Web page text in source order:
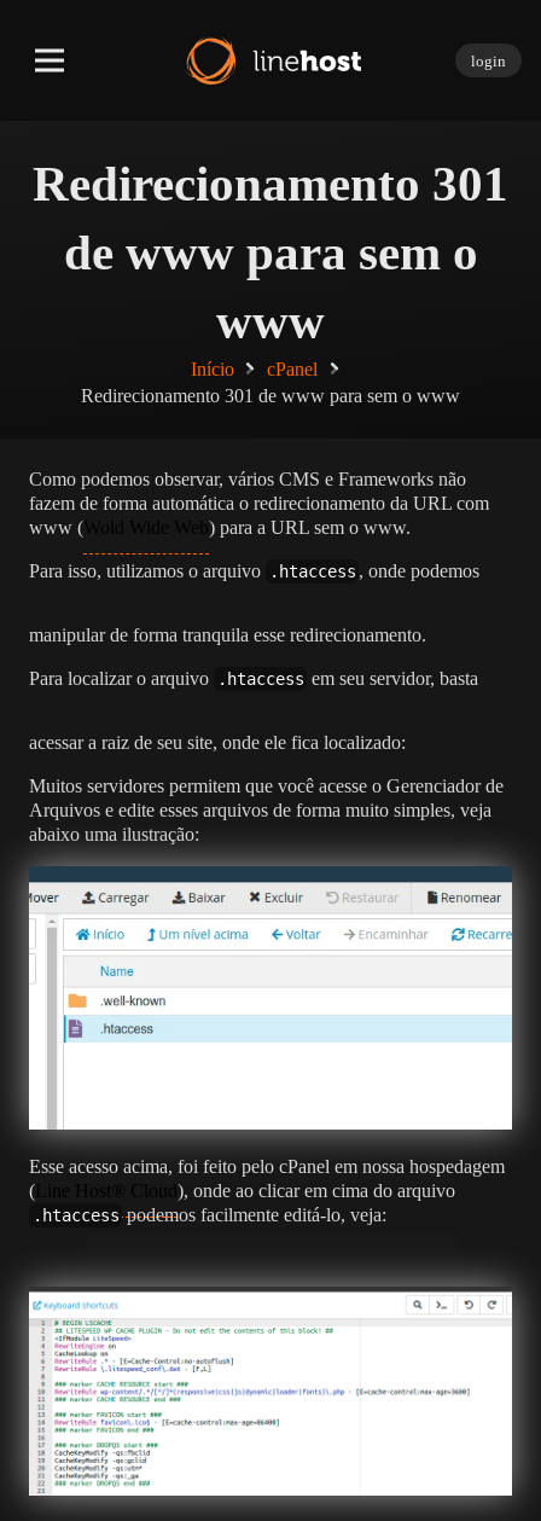
login
Redirecionamento 301
de www para sem o
www
Início
cPanel
Redirecionamento 301 de www para sem o www
Como podemos observar, vários CMS e Frameworks não
fazem de forma automática o redirecionamento da URL com
www (
) para a URL sem o www.
Para isso, utilizamos o arquivo .htaccess , onde podemos
manipular de forma tranquila esse redirecionamento.
Para localizar o arquivo .htaccess em seu servidor, basta
acessar a raiz de seu site, onde ele fica localizado:
Muitos servidores permitem que você acesse o Gerenciador de
Arquivos e edite esses arquivos de forma muito simples, veja
abaixo uma ilustração:
Esse acesso acima, foi feito pelo cPanel em nossa hospedagem
( Line Host® Cloud ), onde ao clicar em cima do arquivo
.htaccess podemos facilmente editá-lo, veja: